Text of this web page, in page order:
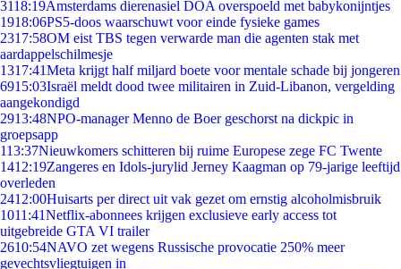
3118:19Amsterdams dierenasiel DOA overspoeld met babykonijntjes
1918:06PS5-doos waarschuwt voor einde fysieke games
2317:58OM eist TBS tegen verwarde man die agenten stak met
aardappelschilmesje
1317:41Meta krijgt half miljard boete voor mentale schade bij jongeren
6915:03Israël meldt dood twee militairen in Zuid-Libanon, vergelding
aangekondigd
2913:48NPO-manager Menno de Boer geschorst na dickpic in
groepsapp
113:37Nieuwkomers schitteren bij ruime Europese zege FC Twente
1412:19Zangeres en Idols-jurylid Jerney Kaagman op 79-jarige leeftijd
overleden
2412:00Huisarts per direct uit vak gezet om ernstig alcoholmisbruik
1011:41Netflix-abonnees krijgen exclusieve early access tot
uitgebreide GTA VI trailer
2610:54NAVO zet wegens Russische provocatie 250% meer
gevechtsvliegtuigen in